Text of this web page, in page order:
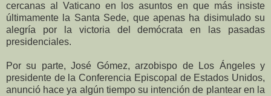
cercanas al Vaticano en los asuntos en que más insiste
últimamente la Santa Sede, que apenas ha disimulado su
alegría por la victoria del demócrata en las pasadas
presidenciales.
Por su parte, José Gómez, arzobispo de Los Ángeles y
presidente de la Conferencia Episcopal de Estados Unidos,
anunció hace ya algún tiempo su intención de plantear en la